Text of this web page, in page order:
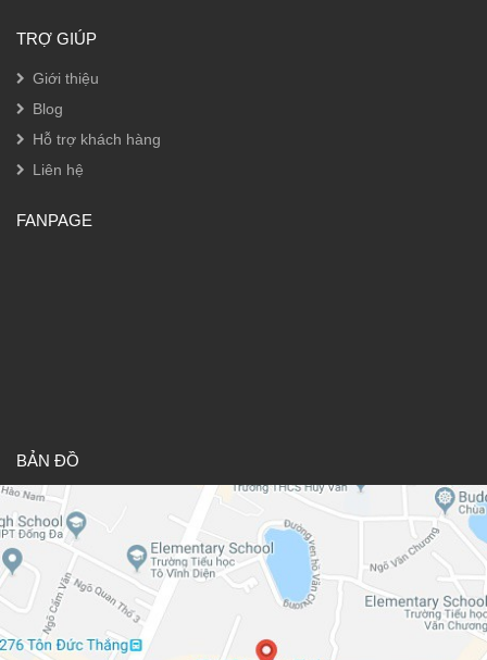
TRỢ GIÚP
Giới thiệu
Blog
Hỗ trợ khách hàng
Liên hệ
FANPAGE
BẢN ĐỒ